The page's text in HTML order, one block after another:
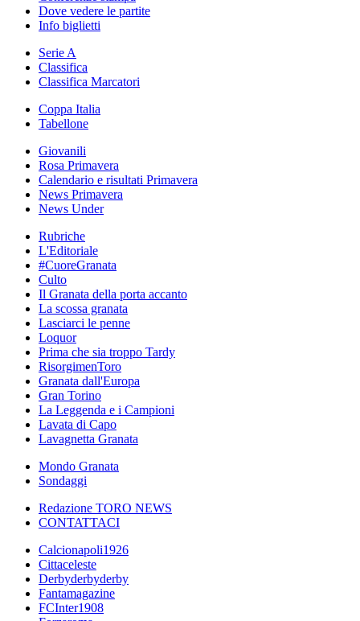
Dove vedere le partite
Info biglietti
Serie A
Classifica
Classifica Marcatori
Coppa Italia
Tabellone
Giovanili
Rosa Primavera
Calendario e risultati Primavera
News Primavera
News Under
Rubriche
L'Editoriale
#CuoreGranata
Culto
Il Granata della porta accanto
La scossa granata
Lasciarci le penne
Loquor
Prima che sia troppo Tardy
RisorgimenToro
Granata dall'Europa
Gran Torino
La Leggenda e i Campioni
Lavata di Capo
Lavagnetta Granata
Mondo Granata
Sondaggi
Redazione TORO NEWS
CONTATTACI
Calcionapoli1926
Cittaceleste
Derbyderbyderby
Fantamagazine
FCInter1908